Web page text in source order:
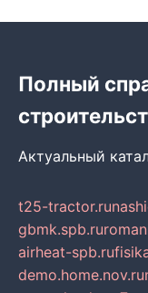
Полный
Актуальный
t25-tractor.ru
gbmk.spb.ru
airheat-spb.ru
demo.home.nov.ru